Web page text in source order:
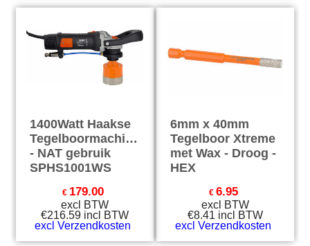
1400Watt Haakse
Tegelboormachine
- NAT gebruik
SPHS1001WS
€ 179.00
excl BTW
€216.59 incl BTW
excl Verzendkosten
6mm x 40mm
Tegelboor Xtreme
met Wax - Droog -
HEX
€ 6.95
excl BTW
€8.41 incl BTW
excl Verzendkosten